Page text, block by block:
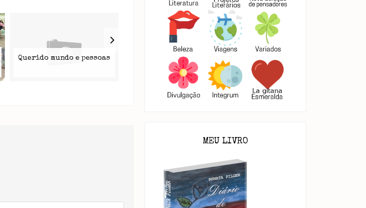
Querido mundo e pessoas Perguntas da existência
MEU LIVRO